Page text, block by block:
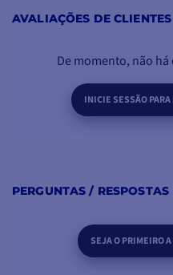
AVALIAÇÕES DE
De momento, não
INICIE SESSÃO
PERGUNTAS / RESPOSTAS
SEJA O PRIMEIRO